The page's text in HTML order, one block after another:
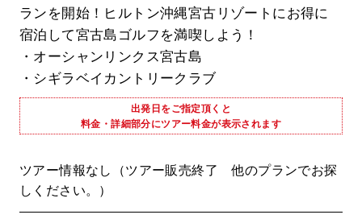
ランを開始！ヒルトン沖縄宮古リゾートにお得に
宿泊して宮古島ゴルフを満喫しよう！
・オーシャンリンクス宮古島
・シギラベイカントリークラブ
出発日をご指定頂くと
料金・詳細部分にツアー料金が表示されます
ツアー情報なし（ツアー販売終了 他のプランでお探
しください。）